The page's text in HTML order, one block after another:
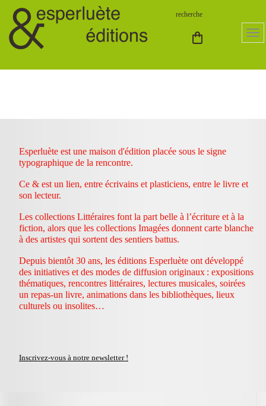
Esperluète est une maison d'édition placée sous le signe
typographique de la rencontre.
Ce & est un lien, entre écrivains et plasticiens, entre le livre et
son lecteur.
Les collections Littéraires font la part belle à l’écriture et à la
fiction, alors que les collections Imagées donnent carte blanche
à des artistes qui sortent des sentiers battus.
Depuis bientôt 30 ans, les éditions Esperluète ont développé
des initiatives et des modes de diffusion originaux : expositions
thématiques, rencontres littéraires, lectures musicales, soirées
un repas-un livre, animations dans les bibliothèques, lieux
culturels ou insolites…
Inscrivez-vous à notre newsletter !